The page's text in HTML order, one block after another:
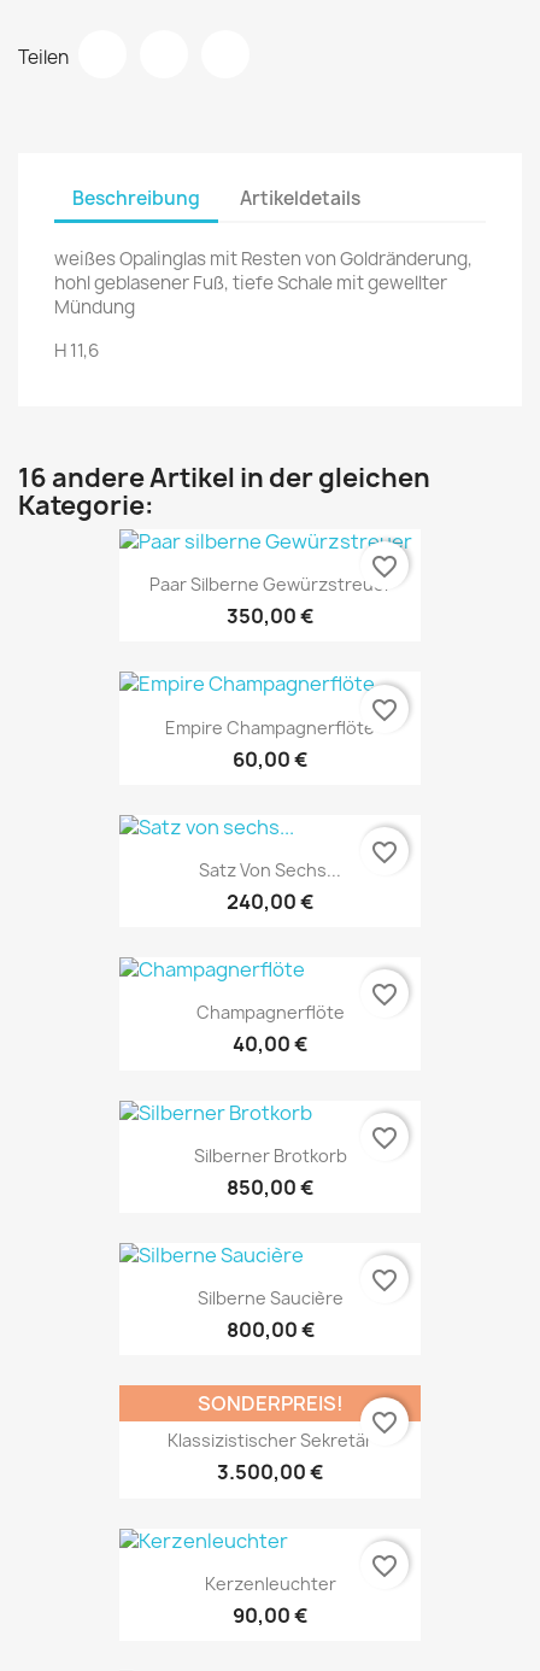
Teilen
Beschreibung Artikeldetails
weißes Opalinglas mit Resten von Goldränderung,
hohl geblasener Fuß, tiefe Schale mit gewellter
Mündung
H 11,6
16 andere Artikel in der gleichen
Kategorie:
Paar Silberne Gewürzstreuer
350,00 €
favorite_border
Empire Champagnerflöte
60,00 €
favorite_border
Satz Von Sechs...
240,00 €
favorite_border
Champagnerflöte
40,00 €
favorite_border
Silberner Brotkorb
850,00 €
favorite_border
Silberne Saucière
800,00 €
favorite_border
Klassizistischer Sekretär
3.500,00 €
SONDERPREIS!
favorite_border
Kerzenleuchter
90,00 €
favorite_border